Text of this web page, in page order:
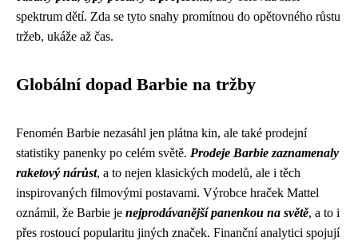
spektrum dětí. Zda se tyto snahy promítnou do opětovného růstu
tržeb, ukáže až čas.
Globální dopad Barbie na tržby
Fenomén Barbie nezasáhl jen plátna kin, ale také prodejní
statistiky panenky po celém světě. Prodeje Barbie zaznamenaly
raketový nárůst, a to nejen klasických modelů, ale i těch
inspirovaných filmovými postavami. Výrobce hraček Mattel
oznámil, že Barbie je nejprodávanější panenkou na světě, a to i
přes rostoucí popularitu jiných značek. Finanční analytici spojují